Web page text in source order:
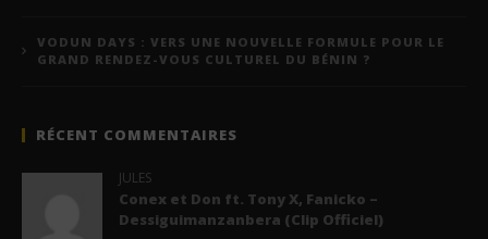
VODUN DAYS : VERS UNE NOUVELLE FORMULE POUR LE
GRAND RENDEZ-VOUS CULTUREL DU BÉNIN ?
RÉCENT COMMENTAIRES
JULES
Conex et Don ft. Tony X, Fanicko –
Dessiguimanzanbera (Clip Officiel)